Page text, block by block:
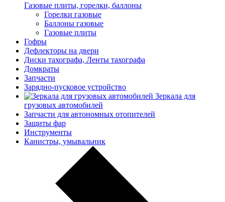
Газовые плиты, горелки, баллоны
Горелки газовые
Баллоны газовые
Газовые плиты
Гофры
Дефлекторы на двери
Диски тахографа, Ленты тахографа
Домкраты
Запчасти
Зарядно-пусковое устройство
Зеркала для
грузовых автомобилей
Запчасти для автономных отопителей
Защиты фар
Инструменты
Канистры, умывальник